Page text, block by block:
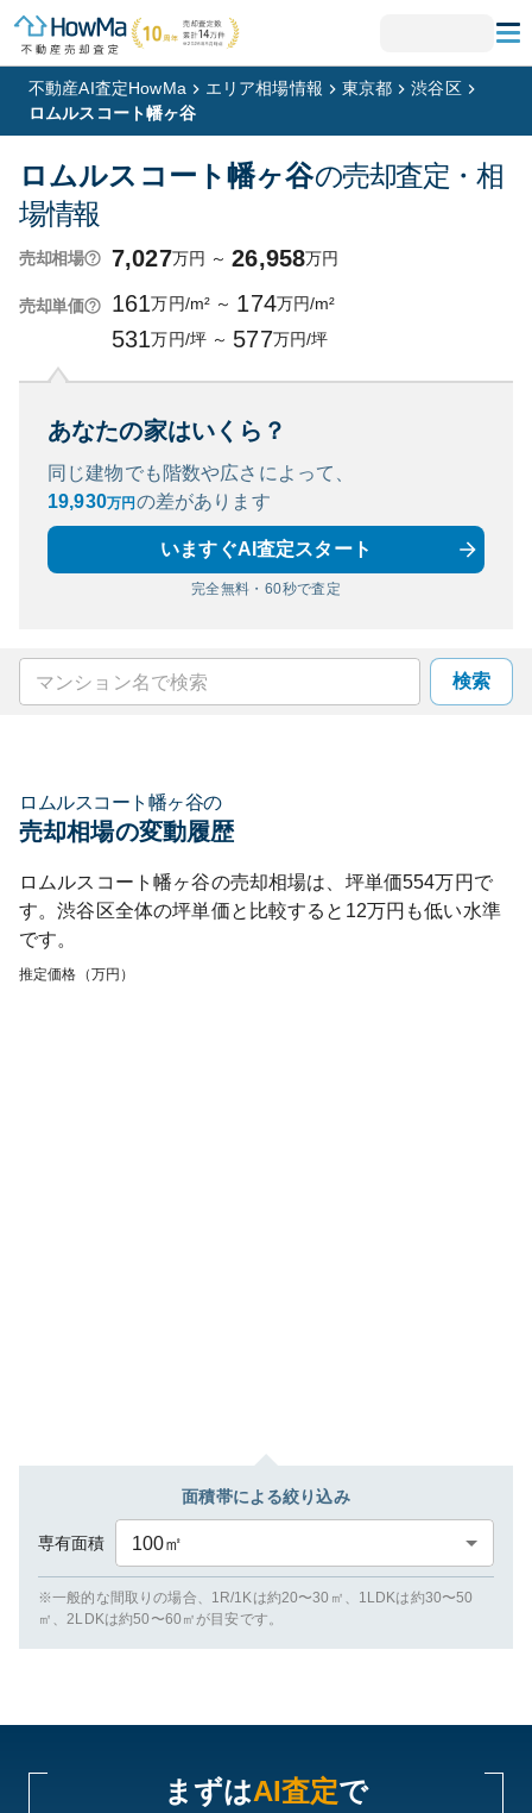
不動産AI査定HowMa エリア相場情報 東京都
渋谷区
ロムルスコート幡ヶ谷
ロムルスコート幡ヶ谷の売却査定・相
場情報
売却相場 7,027万円 ～ 26,958万円
売却単価 161万円/m² ～ 174万円/m²
531万円/坪 ～ 577万円/坪
あなたの家はいくら？
同じ建物でも階数や広さによって、
19,930万円 の差があります
いますぐAI査定スタート
完全無料・60秒で査定
検索
ロムルスコート幡ヶ谷の
売却相場の変動履歴
ロムルスコート幡ヶ谷の売却相場は、坪単価554万円で
す。渋谷区全体の坪単価と比較すると 12万円も低い水準
です。
推定価格（万円）
面積帯による絞り込み
専有面積 100㎡
※一般的な間取りの場合、1R/1Kは約20〜30㎡、1LDKは約30〜50
㎡、2LDKは約50〜60㎡が目安です。
まずはAI査定で